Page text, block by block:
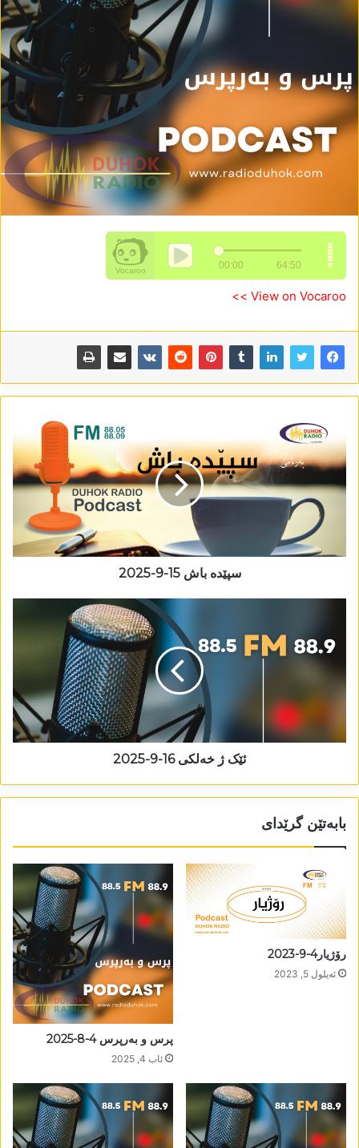
View on Vocaroo >>
سپێدە باش 15-9-2025
ئێک ژ خەلکی 16-9-2025
بابەتێن گرێدای
رۆژیار4-9-2023
ئه‌یلول 5, 2023
پرس و بەرپرس 4-8-2025
ئاب 4, 2025